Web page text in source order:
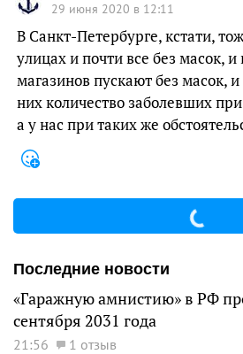
29 июня 2020 в 12:11
В Санкт-Петербурге, кстати,
улицах и почти все без масок,
магазинов пускают без масок,
них количество заболевших
а у нас при таких же
Последние новости
«Гаражную амнистию» в РФ
сентября 2031 года
21:56 1 отзыв